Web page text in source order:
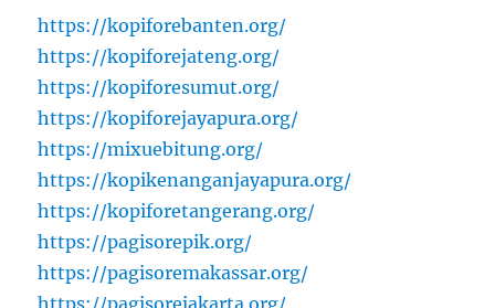
https://kopiforebanten.org/
https://kopiforejateng.org/
https://kopiforesumut.org/
https://kopiforejayapura.org/
https://mixuebitung.org/
https://kopikenanganjayapura.org/
https://kopiforetangerang.org/
https://pagisorepik.org/
https://pagisoremakassar.org/
https://pagisorejakarta.org/